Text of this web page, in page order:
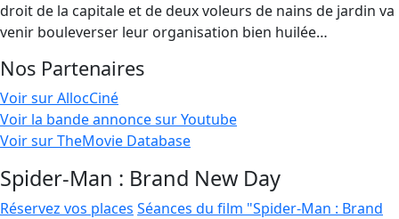
droit de la capitale et de deux voleurs de nains de jardin va
venir bouleverser leur organisation bien huilée…
Nos Partenaires
Voir sur AllocCiné
Voir la bande annonce sur Youtube
Voir sur TheMovie Database
Spider-Man : Brand New Day
Réservez vos places Séances du film "Spider-Man : Brand